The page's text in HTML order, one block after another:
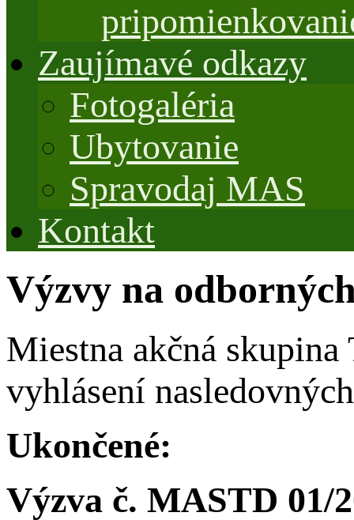
Zaujímavé odkazy
Fotogaléria
Ubytovanie
Spravodaj MAS
Kontakt
Výzvy na
Miestna akčná
vyhlásení
Ukončené:
Výzva č. MASTD 01/